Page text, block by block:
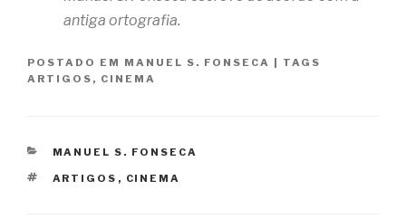
antiga ortografia.
POSTADO EM MANUEL S. FONSECA | TAGS
ARTIGOS , CINEMA
CATEGORIAS
MANUEL S. FONSECA
TAGS
ARTIGOS , CINEMA